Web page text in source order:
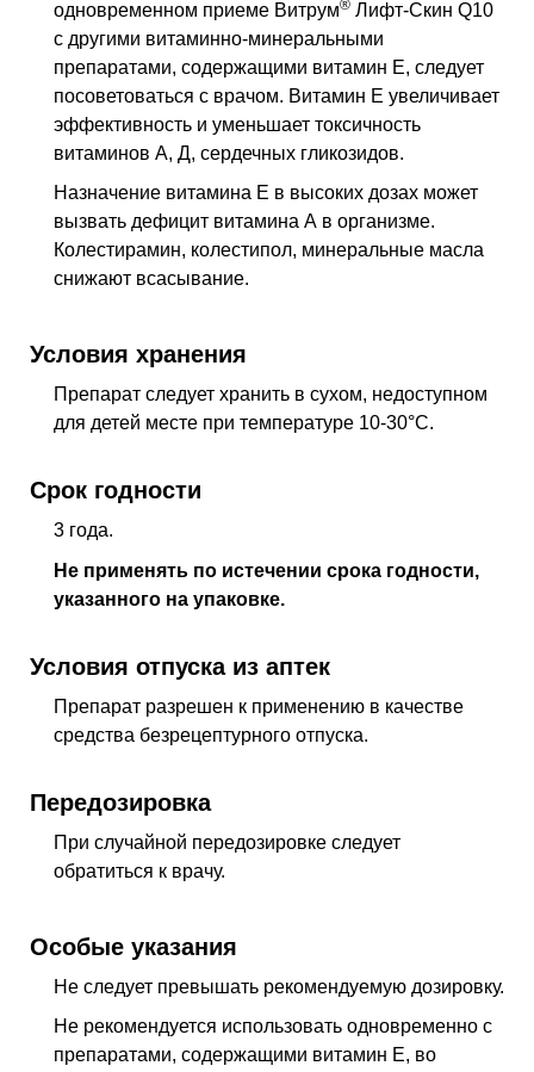
одновременном приеме Витрум® Лифт-Скин Q10
с другими витаминно-минеральными
препаратами, содержащими витамин Е, следует
посоветоваться с врачом. Витамин Е увеличивает
эффективность и уменьшает токсичность
витаминов А, Д, сердечных гликозидов.
Назначение витамина Е в высоких дозах может
вызвать дефицит витамина А в организме.
Колестирамин, колестипол, минеральные масла
снижают всасывание.
Условия хранения
Препарат следует хранить в сухом, недоступном
для детей месте при температуре 10-30°С.
Срок годности
3 года.
Не применять по истечении срока годности,
указанного на упаковке.
Условия отпуска из аптек
Препарат разрешен к применению в качестве
средства безрецептурного отпуска.
Передозировка
При случайной передозировке следует
обратиться к врачу.
Особые указания
Не следует превышать рекомендуемую дозировку.
Не рекомендуется использовать одновременно с
препаратами, содержащими витамин Е, во